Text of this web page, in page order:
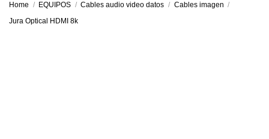
Home EQUIPOS Cables audio video datos
Cables imagen
Jura Optical HDMI 8k